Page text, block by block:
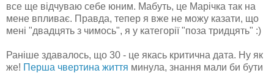
все ще відчуваю себе юним. Мабуть, це Марічка так на
мене впливає. Правда, тепер я вже не можу казати, що
мені "двадцять з чимось", я у категорії "поза тридцять" :)
Раніше здавалось, що 30 - це якась критична дата. Ну як
же! Перша чвертина життя минула, знання мали би бути